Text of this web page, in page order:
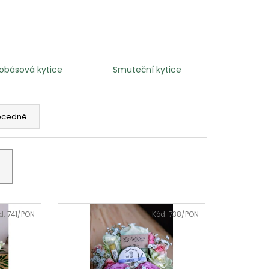
kytice Smuteční kytice
741/PON Kód: 738/PON